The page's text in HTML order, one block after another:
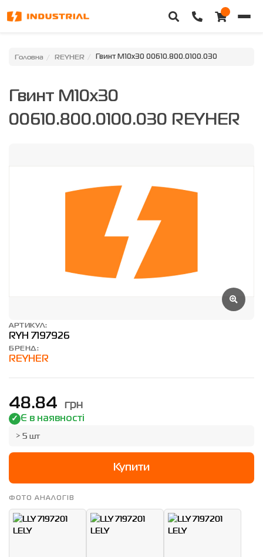
Головна
Категорії
Головна REYHER Гвинт M10x30 00610.800.0100.030
Гвинт M10x30
00610.800.0100.030 REYHER
АРТИКУЛ:
RYH 7197926
БРЕНД:
REYHER
48.84 грн
Є в наявності
> 5 шт
Купити
ФОТО АНАЛОГІВ